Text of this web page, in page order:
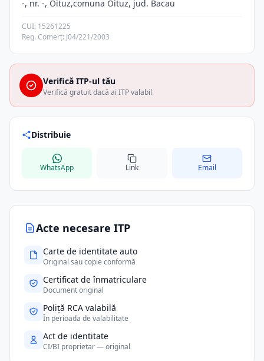
Acte necesare ITP
Carte de identitate auto
Original sau copie conformă
Certificat de înmatriculare
Document original
Poliță RCA valabilă
În perioada de valabilitate
Act de identitate
CI/BI proprietar — original
-, nr. -, Oituz,comuna Oituz, jud. Bacau
CUI: 15261225
Reg. Comerț: J04/221/2003
Verifică ITP-ul tău
Verifică gratuit dacă ai ITP valabil
Distribuie
WhatsApp Link Email